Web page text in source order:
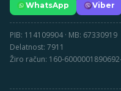
WhatsApp Viber
PIB: 114109904 · MB: 67330919
Delatnost: 7911
Žiro račun: 160-